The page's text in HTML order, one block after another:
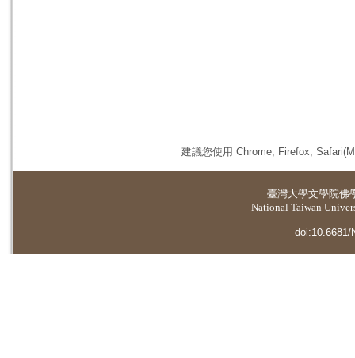
建議您使用 Chrome, Firefox,
臺灣大學文學院佛
National Taiwan
doi:10.6681/